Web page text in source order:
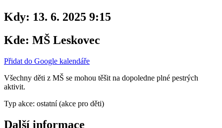
Kdy: 13. 6. 2025 9:15
Kde: MŠ Leskovec
Přidat do Google kalendáře
Všechny děti z MŠ se mohou těšit na dopoledne plné pestrých
aktivit.
Typ akce: ostatní (akce pro děti)
Další informace